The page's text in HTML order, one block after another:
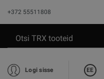
+372 55511808
Logi sisse EE